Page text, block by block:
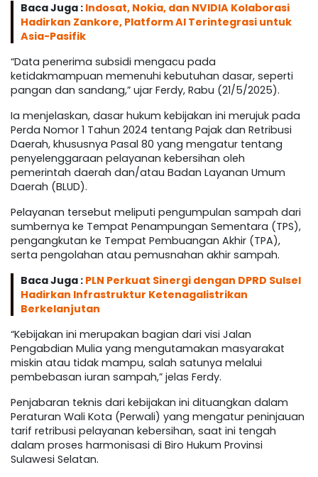
Baca Juga : Indosat, Nokia, dan NVIDIA Kolaborasi
Hadirkan Zankore, Platform AI Terintegrasi untuk
Asia-Pasifik
“Data penerima subsidi mengacu pada
ketidakmampuan memenuhi kebutuhan dasar, seperti
pangan dan sandang,” ujar Ferdy, Rabu (21/5/2025).
Ia menjelaskan, dasar hukum kebijakan ini merujuk pada
Perda Nomor 1 Tahun 2024 tentang Pajak dan Retribusi
Daerah, khususnya Pasal 80 yang mengatur tentang
penyelenggaraan pelayanan kebersihan oleh
pemerintah daerah dan/atau Badan Layanan Umum
Daerah (BLUD).
Pelayanan tersebut meliputi pengumpulan sampah dari
sumbernya ke Tempat Penampungan Sementara (TPS),
pengangkutan ke Tempat Pembuangan Akhir (TPA),
serta pengolahan atau pemusnahan akhir sampah.
Baca Juga : PLN Perkuat Sinergi dengan DPRD Sulsel
Hadirkan Infrastruktur Ketenagalistrikan
Berkelanjutan
“Kebijakan ini merupakan bagian dari visi Jalan
Pengabdian Mulia yang mengutamakan masyarakat
miskin atau tidak mampu, salah satunya melalui
pembebasan iuran sampah,” jelas Ferdy.
Penjabaran teknis dari kebijakan ini dituangkan dalam
Peraturan Wali Kota (Perwali) yang mengatur peninjauan
tarif retribusi pelayanan kebersihan, saat ini tengah
dalam proses harmonisasi di Biro Hukum Provinsi
Sulawesi Selatan.